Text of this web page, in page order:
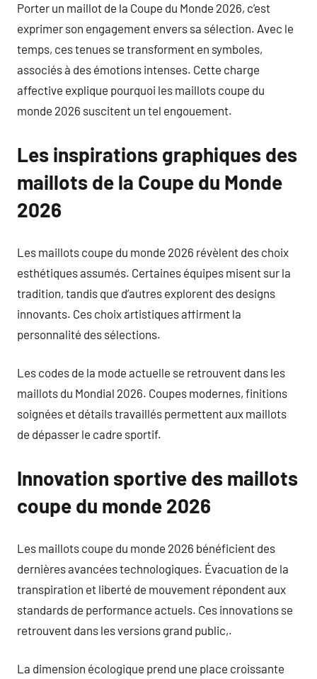
Porter un maillot de la Coupe du Monde 2026, c’est
exprimer son engagement envers sa sélection. Avec le
temps, ces tenues se transforment en symboles,
associés à des émotions intenses. Cette charge
affective explique pourquoi les maillots coupe du
monde 2026 suscitent un tel engouement.
Les inspirations graphiques des
maillots de la Coupe du Monde
2026
Les maillots coupe du monde 2026 révèlent des choix
esthétiques assumés. Certaines équipes misent sur la
tradition, tandis que d’autres explorent des designs
innovants. Ces choix artistiques affirment la
personnalité des sélections.
Les codes de la mode actuelle se retrouvent dans les
maillots du Mondial 2026. Coupes modernes, finitions
soignées et détails travaillés permettent aux maillots
de dépasser le cadre sportif.
Innovation sportive des maillots
coupe du monde 2026
Les maillots coupe du monde 2026 bénéficient des
dernières avancées technologiques. Évacuation de la
transpiration et liberté de mouvement répondent aux
standards de performance actuels. Ces innovations se
retrouvent dans les versions grand public,.
La dimension écologique prend une place croissante